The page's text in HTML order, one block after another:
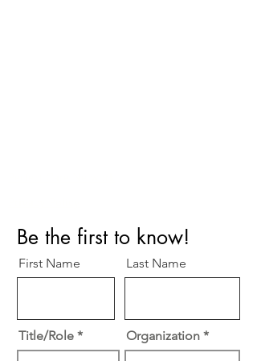
Be the first to know!
First Name Last Name
Title/Role Organization